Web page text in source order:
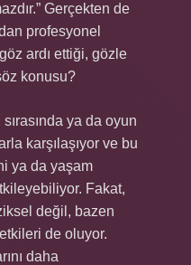
Gerçekten de
profesyonel
ardı ettiği, gözle
konusu?
ya da oyun
karşılaşıyor ve bu
ya da yaşam
Fakat,
değil, bazen
de oluyor.
daha